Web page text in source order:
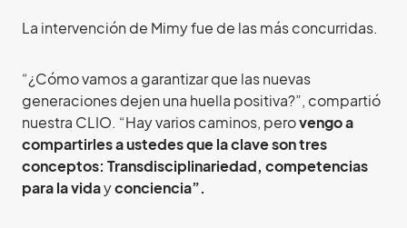
La intervención de Mimy fue de las más concurridas.
“¿Cómo vamos a garantizar que las nuevas
generaciones dejen una huella positiva?”, compartió
nuestra CLIO. “Hay varios caminos, perovengo a
compartirles a ustedes que la clave son tres
conceptos: Transdisciplinariedad, competencias
para la vidayconciencia”.